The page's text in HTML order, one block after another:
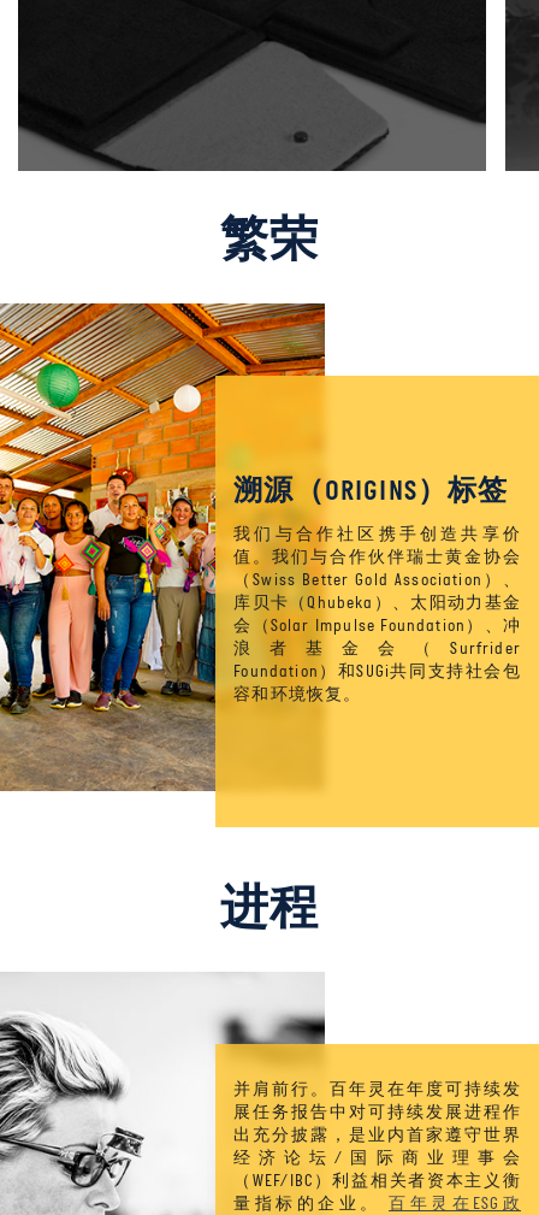
繁荣
溯源（ORIGINS）标签
我们与合作社区携手创造共享价
值。我们与合作伙伴瑞士黄金协会
（Swiss Better Gold Association）、
库贝卡（Qhubeka）、太阳动力基金
会（Solar Impulse Foundation）、冲
浪者基金会（Surfrider
Foundation）和SUGi共同支持社会包
容和环境恢复。
进程
并肩前行。百年灵在年度可持续发
展任务报告中对可持续发展进程作
出充分披露，是业内首家遵守世界
经济论坛/国际商业理事会
（WEF/IBC）利益相关者资本主义衡
量指标的企业。 百年灵在ESG政